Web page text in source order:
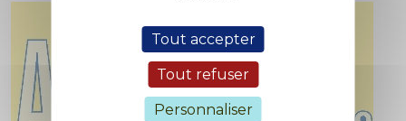
Tout accepter
Tout refuser
Personnaliser